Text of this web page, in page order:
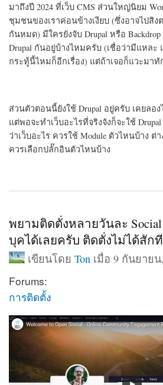
มาถึงปี 2024 ที่เว็บ CMS ส่วนใหญ่นิยม
ชุมชนของเราค่อนข้างเงียบ (ซึ่งอาจไปสิง
กันหมด) มีใครยังจับ Drupal หรือ
Drupal กันอยู่บ้างไหมครับ (เชื่อว่ามีแหละ
กระทู้นี้ไหมก็อีกเรื่อง) แต่ถ้าเจอก็แวะมา
ส่วนตัวตอนนี้ยังใช้ Drupal อยู่ครับ เคยลอ
แต่พอจะทำเว็บอะไรที่จริงจังก็จะใช้
ว่าเว็บอะไร ควรใช้ Module ตัวไหนบ้าง ต่
ควรเลือกปลั๊กอินตัวไหนบ้าง
พยามติดตั่งหลายวันละ Social
บุคได้เลยครับ ติดตั่งไม่ได้สักที
เขียนโดย Tonเมื่อ 9 กันยายน,
Forums:
การติดตั้ง